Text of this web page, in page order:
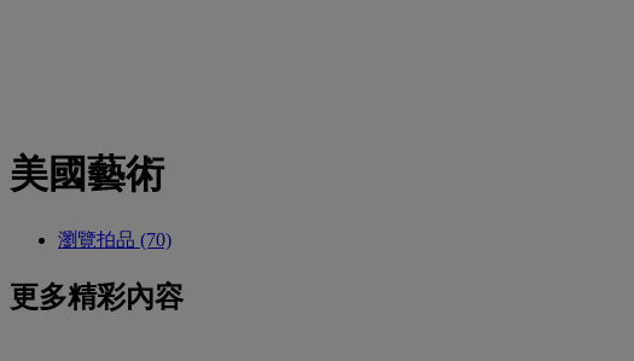
美國藝術
瀏覽拍品 (70)
更多精彩內容